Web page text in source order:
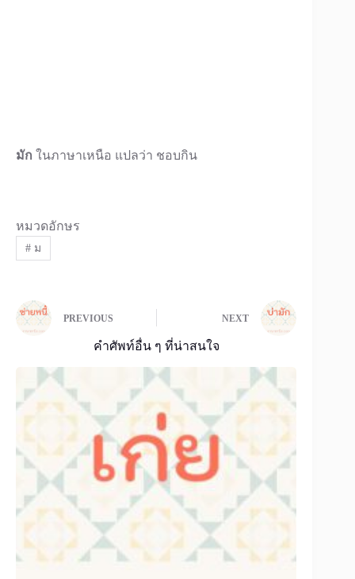
มัก ในภาษาเหนือ แปลว่า ชอบกิน
หมวดอักษร
#ม
PREVIOUS NEXT
คำศัพท์อื่น ๆ ที่น่าสนใจ